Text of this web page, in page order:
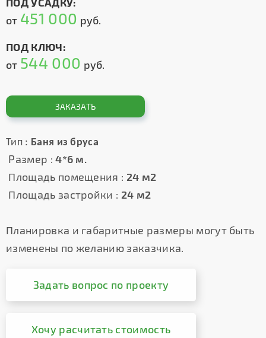
от 451 000 руб.
ПОД КЛЮЧ:
от 544 000 руб.
ЗАКАЗАТЬ
Тип : Баня из бруса
Размер : 4*6 м.
Площадь помещения : 24 м2
Площадь застройки : 24 м2
Планировка и габаритные размеры могут быть
изменены по желанию заказчика.
Задать вопрос по проекту
Хочу расчитать стоимость